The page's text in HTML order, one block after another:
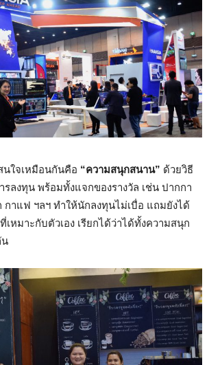
ใจเหมือนกันคือ “ความสนุกสนาน” ด้วยวิธี
รลงทุน พร้อมทั้งแจกของรางวัล เช่น ปากกา
าแฟ ฯลฯ ทำให้นักลงทุนไม่เบื่อ แถมยังได้
หมาะกับตัวเอง เรียกได้ว่าได้ทั้งความสนุก
น